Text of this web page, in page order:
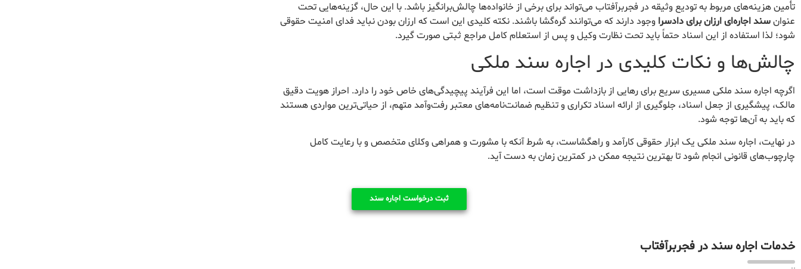
تأمین هزینه‌های مربوط به تودیع وثیقه در فجربرآفتاب می‌تواند برای برخی از خانواده‌ها چالش‌برانگیز باشد. با این حال، گزینه‌هایی تحت
عنوانسند اجاره‌ای ارزان برای دادسرا وجود دارند که می‌توانند گره‌گشا باشند. نکته کلیدی این است که ارزان بودن نباید فدای امنیت حقوقی
شود؛ لذا استفاده از این اسناد حتماً باید تحت نظارت وکیل و پس از استعلام کامل مراجع ثبتی صورت گیرد.
چالش‌ها و نکات کلیدی در اجاره سند ملکی
اگرچه اجاره سند ملکی مسیری سریع برای رهایی از بازداشت موقت است، اما این فرآیند پیچیدگی‌های خاص خود را دارد. احراز هویت دقیق
مالک، پیشگیری از جعل اسناد، جلوگیری از ارائه اسناد تکراری و تنظیم ضمانت‌نامه‌های معتبر رفت‌وآمد متهم، از حیاتی‌ترین مواردی هستند
که باید به آن‌ها توجه شود.
در نهایت، اجاره سند ملکی یک ابزار حقوقی کارآمد و راهگشاست، به شرط آنکه با مشورت و همراهی وکلای متخصص و با رعایت کامل
چارچوب‌های قانونی انجام شود تا بهترین نتیجه ممکن در کمترین زمان به دست آید.
ثبت درخواست اجاره سند
خدمات اجاره سند در فجربرآفتاب